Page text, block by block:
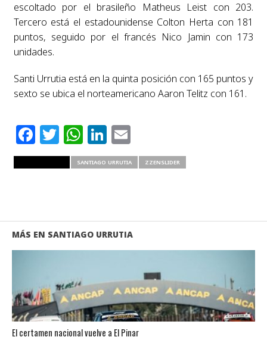
escoltado por el brasileño Matheus Leist con 203.
Tercero está el estadounidense Colton Herta con 181
puntos, seguido por el francés Nico Jamin con 173
unidades.
Santi Urrutia está en la quinta posición con 165 puntos y
sexto se ubica el norteamericano Aaron Telitz con 161.
Facebook
Twitter
WhatsApp
LinkedIn
Email
SANTIAGO URRUTIA ZZENSLIDER
MÁS EN SANTIAGO URRUTIA
El certamen nacional vuelve a El Pinar